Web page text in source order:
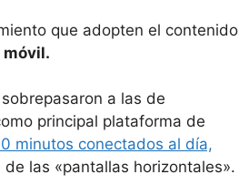
que adopten el contenido
móvil.
a las de
principal plataforma de
minutos conectados al día,
las «pantallas horizontales».